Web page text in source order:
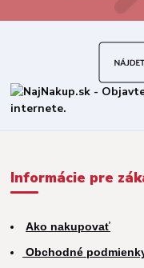
Informácie pre
Ako nakupovať
Obchodné